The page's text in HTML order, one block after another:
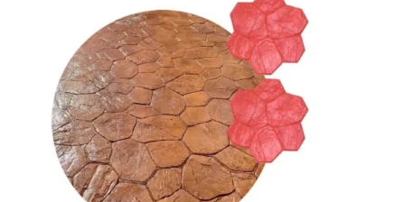
era:
$256.784.
es:
$208.001.